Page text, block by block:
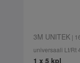
3M UNITEK|
universaali Lt/Rt
1 x 5 kpl